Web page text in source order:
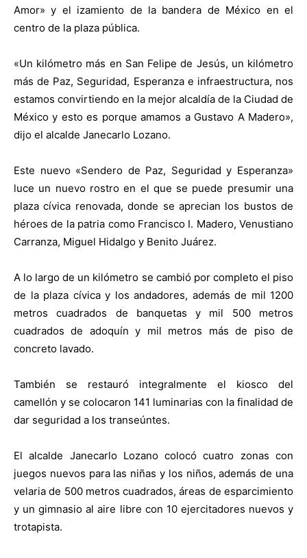
Amor» y el izamiento de la bandera de México en el
centro de la plaza pública.
«Un kilómetro más en San Felipe de Jesús, un kilómetro
más de Paz, Seguridad, Esperanza e infraestructura, nos
estamos convirtiendo en la mejor alcaldía de la Ciudad de
México y esto es porque amamos a Gustavo A Madero»,
dijo el alcalde Janecarlo Lozano.
Este nuevo «Sendero de Paz, Seguridad y Esperanza»
luce un nuevo rostro en el que se puede presumir una
plaza cívica renovada, donde se aprecian los bustos de
héroes de la patria como Francisco I. Madero, Venustiano
Carranza, Miguel Hidalgo y Benito Juárez.
A lo largo de un kilómetro se cambió por completo el piso
de la plaza cívica y los andadores, además de mil 1200
metros cuadrados de banquetas y mil 500 metros
cuadrados de adoquín y mil metros más de piso de
concreto lavado.
También se restauró integralmente el kiosco del
camellón y se colocaron 141 luminarias con la finalidad de
dar seguridad a los transeúntes.
El alcalde Janecarlo Lozano colocó cuatro zonas con
juegos nuevos para las niñas y los niños, además de una
velaria de 500 metros cuadrados, áreas de esparcimiento
y un gimnasio al aire libre con 10 ejercitadores nuevos y
trotapista.